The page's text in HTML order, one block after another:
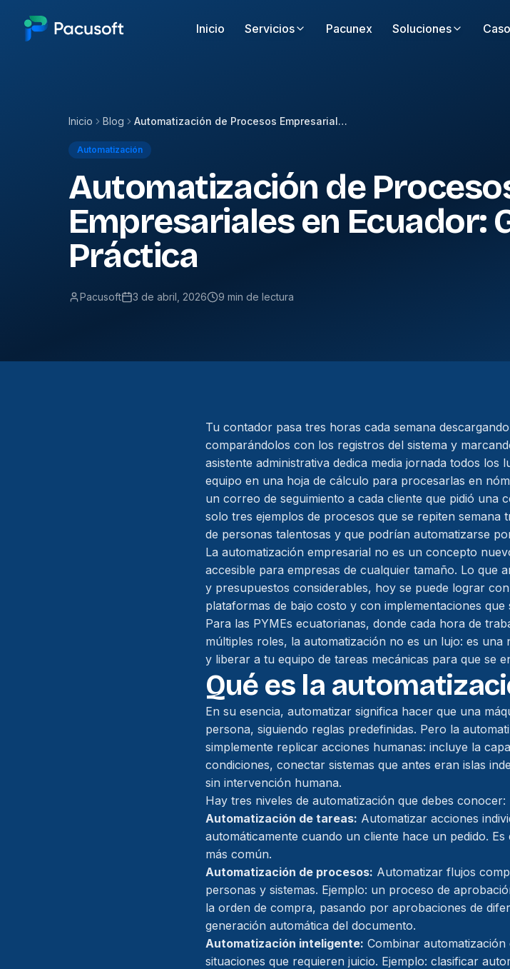
Inicio Servicios Pacunex Soluciones
Inicio Blog Automatización de Procesos Empresariales en Ecuador: Guía Práctica
Automatización
Automatización de
Empresariales en Ecuador:
Práctica
Pacusoft 3 de abril, 2026 9 min de lectura
Tu contador pasa tres horas cada semana
comparándolos con los registros del sistema y
asistente administrativa dedica media jornada todos los
equipo en una hoja de cálculo para procesarlas en
un correo de seguimiento a cada cliente que pidió una
solo tres ejemplos de procesos que se repiten semana
de personas talentosas y que podrían automatizarse
La automatización empresarial no es un concepto
accesible para empresas de cualquier tamaño. Lo que
y presupuestos considerables, hoy se puede lograr
plataformas de bajo costo y con implementaciones que
Para las PYMEs ecuatorianas, donde cada hora de
múltiples roles, la automatización no es un lujo: es
y liberar a tu equipo de tareas mecánicas para que se
Qué es la
En su esencia, automatizar significa hacer que una
persona, siguiendo reglas predefinidas. Pero la
simplemente replicar acciones humanas: incluye la
condiciones, conectar sistemas que antes eran islas
sin intervención humana.
Hay tres niveles de automatización que debes conocer:
Automatización de tareas: Automatizar acciones
automáticamente cuando un cliente hace un pedido.
más común.
Automatización de procesos: Automatizar flujos
personas y sistemas. Ejemplo: un proceso de
la orden de compra, pasando por aprobaciones de
generación automática del documento.
Automatización inteligente: Combinar
situaciones que requieren juicio. Ejemplo: clasificar